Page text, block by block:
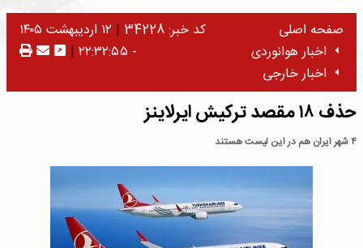
صفحه اصلی
اخبار هوانوردی
اخبار خارجی
کد خبر: 34228 |
۱۲ اردیبهشت ۱۴۰۵
- ۲۲:۳۲:۵۵
|
حذف ۱۸ مقصد ترکیش ایرلاینز
۴ شهر ایران هم در این لیست هستند